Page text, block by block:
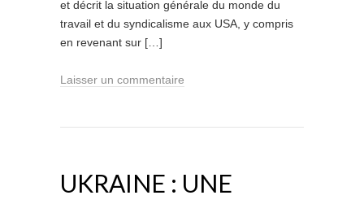
et décrit la situation générale du monde du
travail et du syndicalisme aux USA, y compris
en revenant sur […]
Laisser un commentaire
UKRAINE : UNE